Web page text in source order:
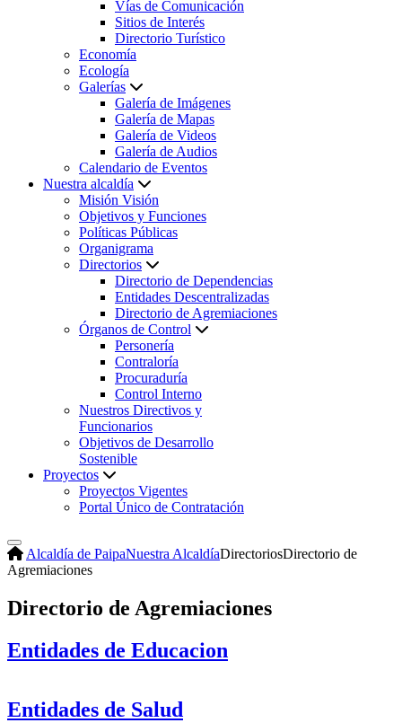
Vías de Comunicación
Sitios de Interés
Directorio Turístico
Economía
Ecología
Galerías
Galería de Imágenes
Galería de Mapas
Galería de Videos
Galería de Audios
Calendario de Eventos
Nuestra alcaldía
Misión Visión
Objetivos y Funciones
Políticas Públicas
Organigrama
Directorios
Directorio de Dependencias
Entidades Descentralizadas
Directorio de Agremiaciones
Órganos de Control
Personería
Contraloría
Procuraduría
Control Interno
Nuestros Directivos y
Funcionarios
Objetivos de Desarrollo
Sostenible
Proyectos
Proyectos Vigentes
Portal Único de Contratación
Alcaldía de PaipaNuestra AlcaldíaDirectoriosDirectorio de
Agremiaciones
Directorio de Agremiaciones
Entidades de Educacion
Entidades de Salud